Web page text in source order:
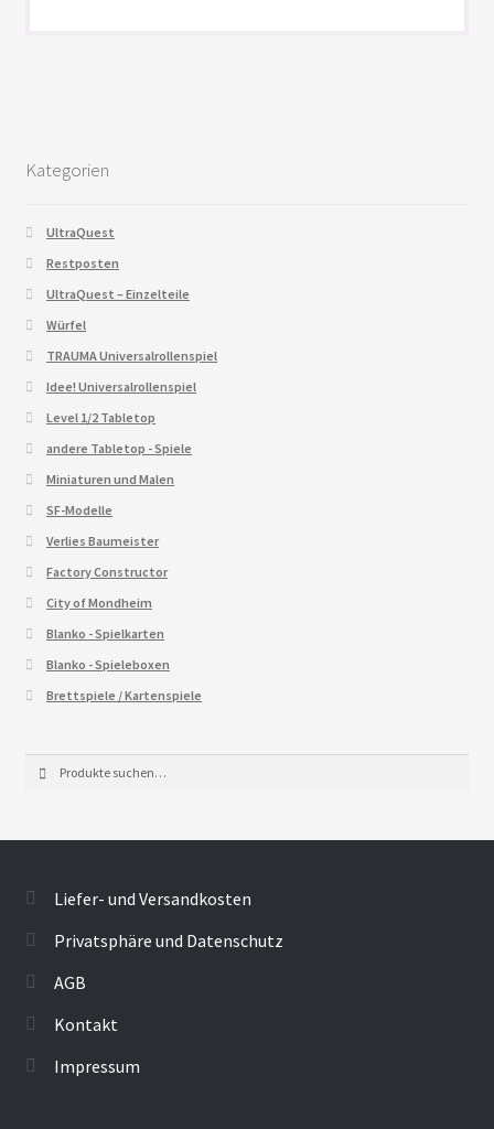
Kategorien
UltraQuest
Restposten
UltraQuest – Einzelteile
Würfel
TRAUMA Universalrollenspiel
Idee! Universalrollenspiel
Level 1/2 Tabletop
andere Tabletop - Spiele
Miniaturen und Malen
SF-Modelle
Verlies Baumeister
Factory Constructor
City of Mondheim
Blanko - Spielkarten
Blanko - Spieleboxen
Brettspiele / Kartenspiele
nach:
Liefer- und Versandkosten
Privatsphäre und Datenschutz
AGB
Kontakt
Impressum